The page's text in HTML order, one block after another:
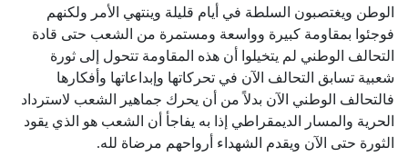
الوطن ويغتصبون السلطة في أيام قليلة وينتهي الأمر ولكنهم
فوجئوا بمقاومة كبيرة وواسعة ومستمرة من الشعب حتى قادة
التحالف الوطني لم يتخيلوا أن هذه المقاومة تتحول إلى ثورة
شعبية تسابق التحالف الآن في تحركاتها وإبداعاتها وأفكارها
فالتحالف الوطني الآن بدلاً من أن يحرك جماهير الشعب لاسترداد
الحرية والمسار الديمقراطي إذا به يفاجأ أن الشعب هو الذي يقود
الثورة حتى الآن ويقدم الشهداء أرواحهم مرضاة لله.